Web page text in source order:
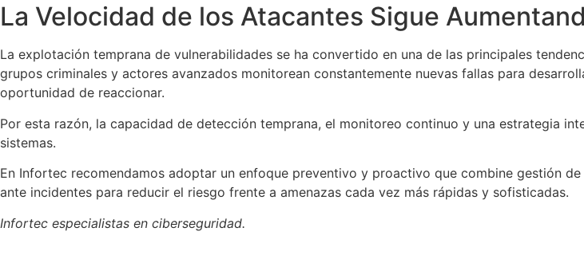
La Velocidad de los Atacantes Sigue
La explotación temprana de vulnerabilidades se ha convertido en una de las principales
grupos criminales y actores avanzados monitorean constantemente nuevas fallas para
oportunidad de reaccionar.
Por esta razón, la capacidad de detección temprana, el monitoreo continuo y una estrategia
sistemas.
En Infortec recomendamos adoptar un enfoque preventivo y proactivo que combine gestión
ante incidentes para reducir el riesgo frente a amenazas cada vez más rápidas y sofisticadas.
Infortec especialistas en ciberseguridad.